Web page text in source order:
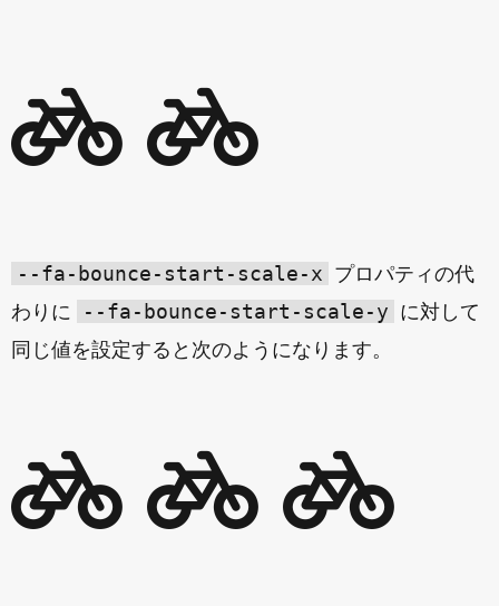
--fa-bounce-start-scale-x プロパティの代
わりに
--fa-bounce-start-scale-y に対して
同じ値を設定すると次のようになります。